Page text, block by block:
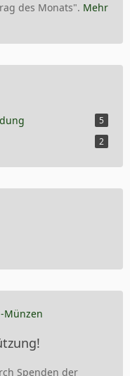
des Monats". Mehr
5
2
Spenden der